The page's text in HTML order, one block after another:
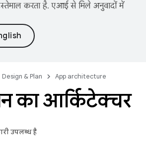
करता है. एआई से मिले अनुवादों में
Design & Plan App architecture
का आर्किटेक्चर
उपलब्ध है